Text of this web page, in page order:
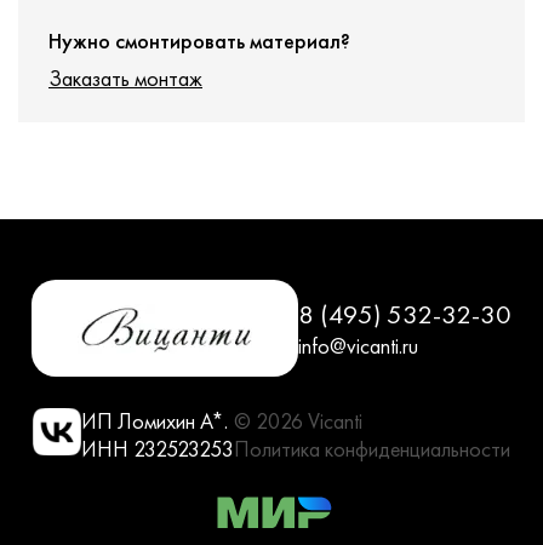
Нужно смонтировать материал?
Заказать монтаж
8 (495) 532-32-30
info@vicanti.ru
ИП Ломихин А*.
ИНН 232523253
© 2026 Vicanti
Политика конфиденциальности